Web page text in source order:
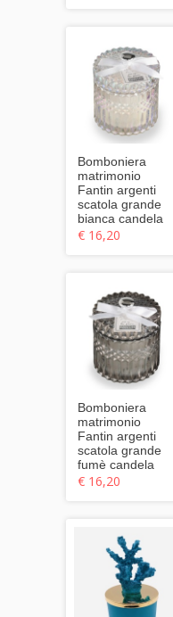
Bomboniera
matrimonio
Fantin argenti
scatola grande
bianca candela
€ 16,20
Bomboniera
matrimonio
Fantin argenti
scatola grande
fumè candela
€ 16,20